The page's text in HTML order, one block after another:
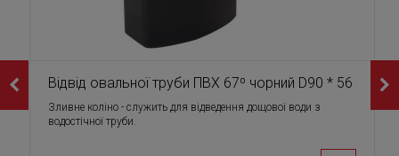
Відвід овальної труби ПВХ 67⁰ чорний D90 * 56
Зливне коліно - служить для відведення дощової води з
водостічної труби.